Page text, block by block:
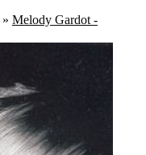
» Melody Gardot -